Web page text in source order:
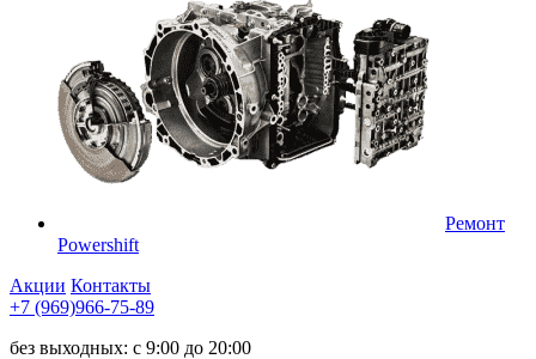
Ремонт
Powershift
Акции Контакты
+7 (969)966-75-89
без выходных: с 9:00 до 20:00